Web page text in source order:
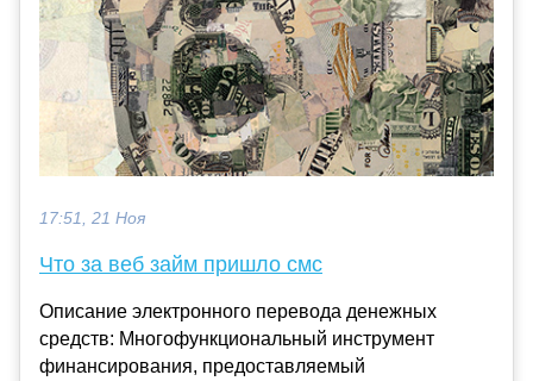
17:51, 21 Ноя
Что за веб займ пришло смс
Описание электронного перевода денежных
средств: Многофункциональный инструмент
финансирования, предоставляемый